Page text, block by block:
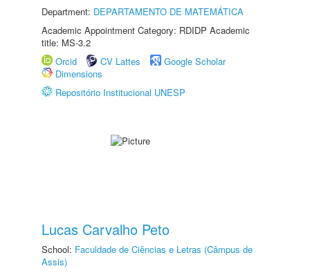
Department: DEPARTAMENTO DE MATEMÁTICA
Academic Appointment Category: RDIDP Academic
title: MS-3.2
Orcid
CV Lattes
Google Scholar
Dimensions
Repositório Institucional UNESP
Lucas Carvalho Peto
School: Faculdade de Ciências e Letras (Câmpus de
Assis)